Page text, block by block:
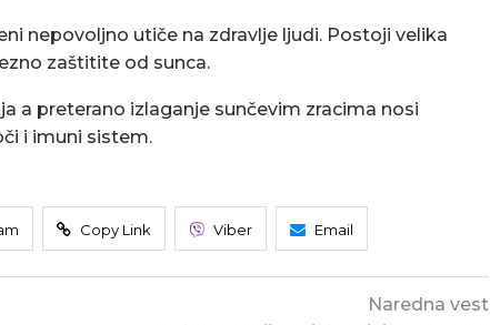
nepovoljno utiče na zdravlje ljudi. Postoji velika
zaštitite od sunca.
a preterano izlaganje sunčevim zracima nosi
i imuni sistem.
Copy Link Viber Email
Naredna vest